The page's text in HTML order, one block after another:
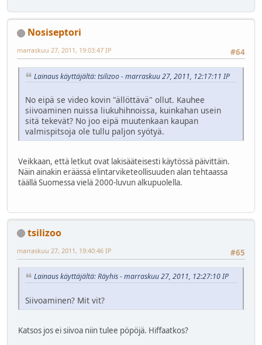
Nosiseptori
#64
marraskuu 27, 2011, 19:03:47 IP
Lainaus käyttäjältä: tsilizoo - marraskuu 27, 2011, 12:17:11 IP
No eipä se video kovin "ällöttävä" ollut. Kauhee
siivoaminen nuissa liukuhihnoissa, kuinkahan usein
sitä tekevät? No joo eipä muutenkaan kaupan
valmispitsoja ole tullu paljon syötyä.
Veikkaan, että letkut ovat lakisääteisesti käytössä päivittäin.
Näin ainakin eräässä elintarviketeollisuuden alan tehtaassa
täällä Suomessa vielä 2000-luvun alkupuolella.
tsilizoo
#65
marraskuu 27, 2011, 19:40:46 IP
Lainaus käyttäjältä: Räyhis - marraskuu 27, 2011, 12:27:10 IP
Siivoaminen? Mit vit?
Katsos jos ei siivoa niin tulee pöpöjä. Hiffaatkos?